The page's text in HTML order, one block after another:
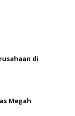
di
Megah